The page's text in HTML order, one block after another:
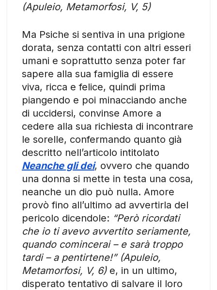
(Apuleio, Metamorfosi, V, 5)
Ma Psiche si sentiva in una prigione
dorata, senza contatti con altri esseri
umani e soprattutto senza poter far
sapere alla sua famiglia di essere
viva, ricca e felice, quindi prima
piangendo e poi minacciando anche
di uccidersi, convinse Amore a
cedere alla sua richiesta di incontrare
le sorelle, confermando quanto già
descritto nell’articolo intitolato
Neanche gli dei, ovvero che quando
una donna si mette in testa una cosa,
neanche un dio può nulla. Amore
provò fino all’ultimo ad avvertirla del
pericolo dicendole: “Però ricordati
che io ti avevo avvertito seriamente,
quando comincerai – e sarà troppo
tardi – a pentirtene!” (Apuleio,
Metamorfosi, V, 6)e, in un ultimo,
disperato tentativo di salvare il loro